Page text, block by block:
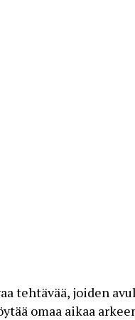
tehtävää, joiden
omaa aikaa